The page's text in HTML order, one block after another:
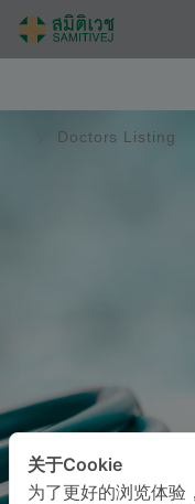
Doctors Listing
关于Cookie
为了更好的浏览体验